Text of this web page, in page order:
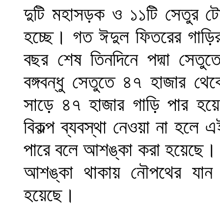
দুটি মহাসড়ক ও ১১টি সেতুর
হচ্ছে। গত ঈদুল ফিতরের
বছর শেষ তিনদিনে পদ্মা
বঙ্গবন্ধু সেতুতে ৪৭ হাজার
সাড়ে ৪৭ হাজার গাড়ি পার
বিকল্প ব্যবস্থা নেওয়া না
পারে বলে আশঙ্কা করা হয়েছে।
আশঙ্কা থাকায় নৌপথের যান
হয়েছে।